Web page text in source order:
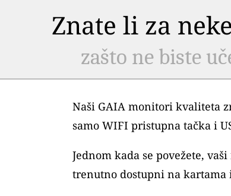
Znate li za
zašto ne biste
Naši GAIA monitori kvaliteta
samo WIFI pristupna tačka i
Jednom kada se povežete,
trenutno dostupni na kartama